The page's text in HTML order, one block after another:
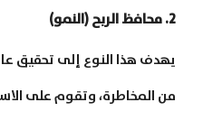
2. محافظ الربح (النمو)
يهدف هذا النوع إلى تحقيق
من المخاطرة، وتقوم على